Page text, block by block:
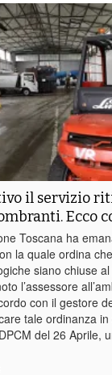
il servizio
Ecco
Toscana ha
la quale ordina
siano chiuse
l’assessore
con il gestore
tale ordinanza
del 26 Aprile,